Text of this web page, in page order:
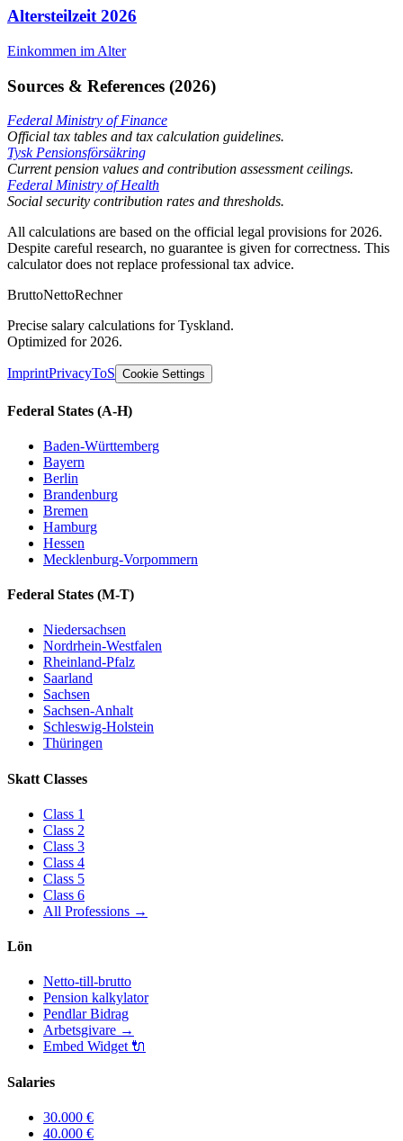
Altersteilzeit 2026
Einkommen im Alter
Sources & References (2026)
Federal Ministry of Finance
Official tax tables and tax calculation guidelines.
Tysk Pensionsförsäkring
Current pension values and contribution assessment ceilings.
Federal Ministry of Health
Social security contribution rates and thresholds.
All calculations are based on the official legal provisions for 2026.
Despite careful research, no guarantee is given for correctness. This
calculator does not replace professional tax advice.
BruttoNettoRechner
Precise salary calculations for Tyskland.
Optimized for 2026.
ImprintPrivacyToS Cookie Settings
Federal States (A-H)
Baden-Württemberg
Bayern
Berlin
Brandenburg
Bremen
Hamburg
Hessen
Mecklenburg-Vorpommern
Federal States (M-T)
Niedersachsen
Nordrhein-Westfalen
Rheinland-Pfalz
Saarland
Sachsen
Sachsen-Anhalt
Schleswig-Holstein
Thüringen
Skatt Classes
Class 1
Class 2
Class 3
Class 4
Class 5
Class 6
All Professions →
Lön
Netto-till-brutto
Pension kalkylator
Pendlar Bidrag
Arbetsgivare →
Embed Widget 🔌
Salaries
30.000 €
40.000 €